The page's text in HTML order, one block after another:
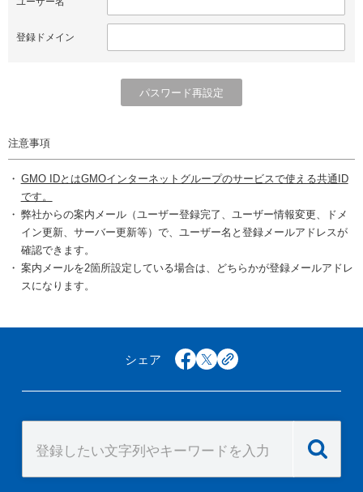
登録ドメイン
注意事項
GMO IDとはGMOインターネットグループのサービスで使える共通ID
です。
弊社からの案内メール（ユーザー登録完了、ユーザー情報変更、ドメ
イン更新、サーバー更新等）で、ユーザー名と登録メールアドレスが
確認できます。
案内メールを2箇所設定している場合は、どちらかが登録メールアドレ
スになります。
シェア facebook
x copy